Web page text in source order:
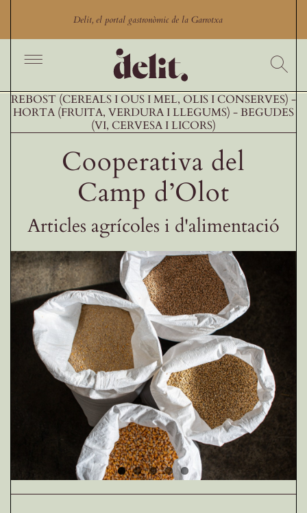
Delit, el portal gastronòmic de la Garrotxa
Toggle
Cercador
Productors
Restaurants Garrotxa
Comerços gastronòmics
Experiències gastronòmiques
Blog
Receptes de la Garrotxa
REBOST (CEREALS I OUS I MEL, OLIS I CONSERVES)
HORTA (FRUITA, VERDURA I LLEGUMS)
BEGUDES
(VI, CERVESA I LICORS)
Cooperativa del
Camp d’Olot
Articles agrícoles i d'alimentació